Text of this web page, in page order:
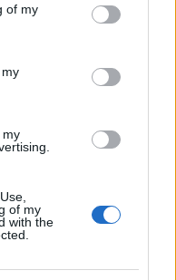
You may click to
its third-party tags to
in below Google
of my
my
of my
with the
a riasztás